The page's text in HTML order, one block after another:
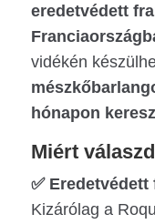
eredetvédett
vidékén
hónapon
Miért
✅ Eredetvédett
Kizárólag a